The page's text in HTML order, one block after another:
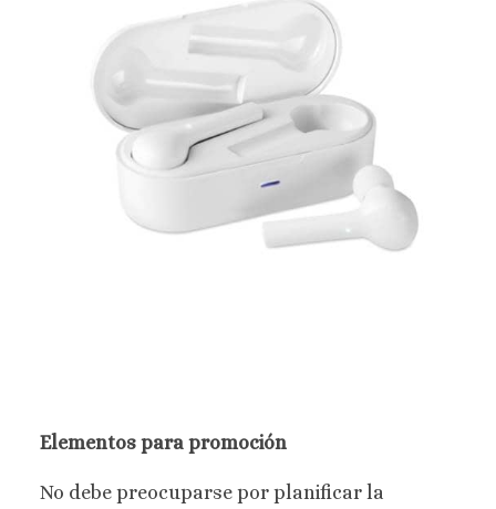
Elementos para promoción
No debe preocuparse por planificar la